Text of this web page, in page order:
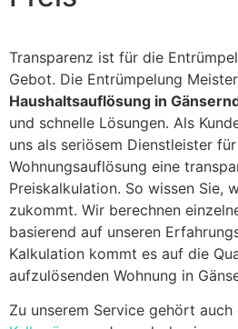
Transparenz ist für die
Gebot. Die Entrümpelung
Haushaltsauflösung in
und schnelle Lösungen. Als
uns als seriösem Dienstleister
Wohnungsauflösung eine
Preiskalkulation. So wissen Sie,
zukommt. Wir berechnen
basierend auf unseren
Kalkulation kommt es auf die
aufzulösenden Wohnung in
Zu unserem Service gehört auch